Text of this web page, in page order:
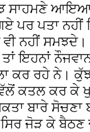
ਸਾਹਮਣੇ
ਪਰ ਪਤਾ ਨਹੀਂ
ਨਹੀਂ ਸਮਝਦੇ।
ਇਹਨਾਂ
ਕਰ ਰਹੇ ਨੇ।
ਵੱਲੋਂ ਕਤਲ ਕਰ
ਬਾਰੇ
ਜੋੜ ਕੇ ਬੈਠਣ